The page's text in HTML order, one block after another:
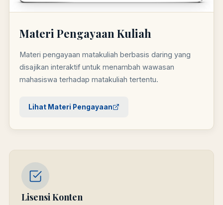
Materi Pengayaan Kuliah
Materi pengayaan matakuliah berbasis daring yang
disajikan interaktif untuk menambah wawasan
mahasiswa terhadap matakuliah tertentu.
Lihat Materi Pengayaan
Lisensi Konten